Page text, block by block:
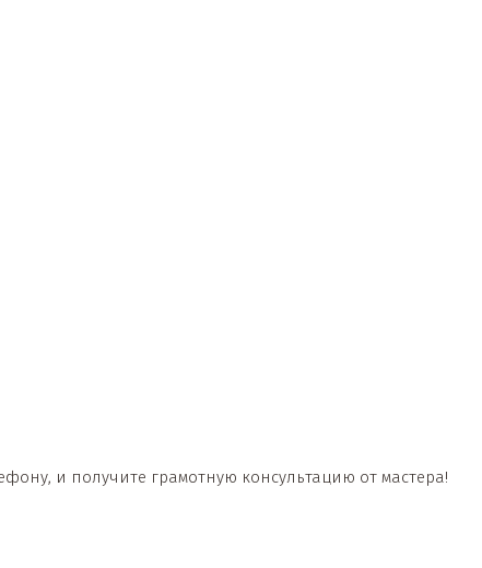
и получите грамотную консультацию от мастера!